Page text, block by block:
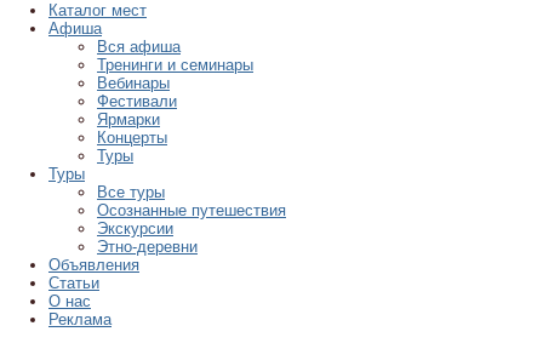
Каталог мест
Афиша
Вся афиша
Тренинги и семинары
Вебинары
Фестивали
Ярмарки
Концерты
Туры
Туры
Все туры
Осознанные путешествия
Экскурсии
Этно-деревни
Объявления
Статьи
О нас
Реклама